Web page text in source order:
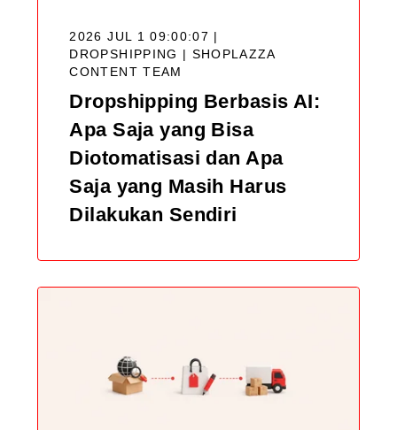
2026 JUL 1 09:00:07 |
DROPSHIPPING | SHOPLAZZA
CONTENT TEAM
Dropshipping Berbasis AI:
Apa Saja yang Bisa
Diotomatisasi dan Apa
Saja yang Masih Harus
Dilakukan Sendiri